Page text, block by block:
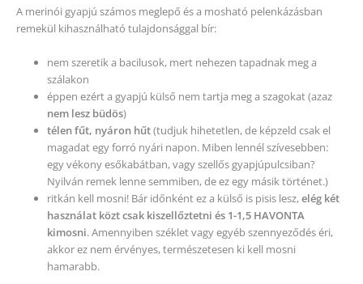
A merinói gyapjú számos meglepő és a mosható pelenkázásban
remekül kihasználható tulajdonsággal bír:
nem szeretik a bacilusok, mert nehezen tapadnak meg a
szálakon
éppen ezért a gyapjú külső nem tartja meg a szagokat (azaz
nem lesz büdös)
télen fűt, nyáron hűt(tudjuk hihetetlen, de képzeld csak el
magadat egy forró nyári napon. Miben lennél szívesebben:
egy vékony esőkabátban, vagy szellős gyapjúpulcsiban?
Nyilván remek lenne semmiben, de ez egy másik történet.)
ritkán kell mosni! Bár időnként ez a külső is pisis lesz,elég két
használat közt csak kiszellőztetni és 1-1,5 HAVONTA
kimosni. Amennyiben széklet vagy egyéb szennyeződés éri,
akkor ez nem érvényes, természetesen ki kell mosni
hamarabb.